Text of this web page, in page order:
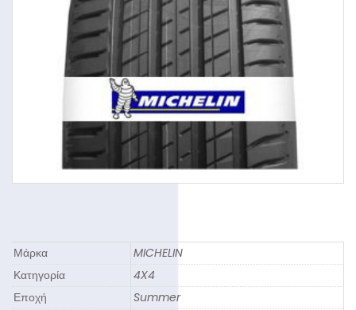
Μάρκα
MICHELIN
Κατηγορία
4X4
Εποχή
Summer